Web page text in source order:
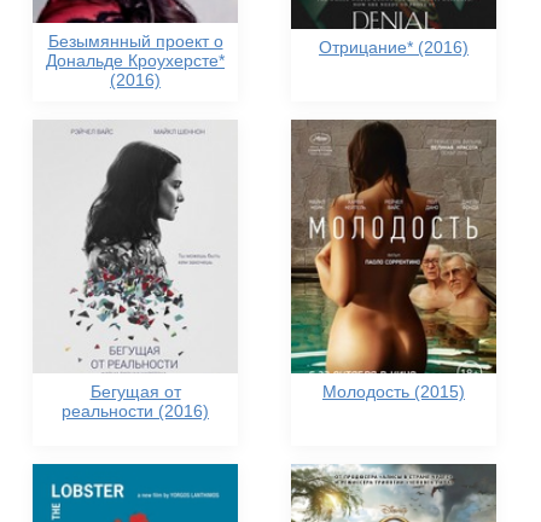
Безымянный проект о
Дональде Кроухерсте*
(2016)
Отрицание* (2016)
Бегущая от
реальности (2016)
Молодость (2015)